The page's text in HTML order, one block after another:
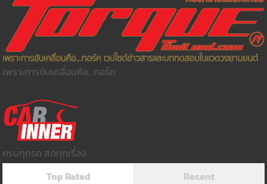
เพราะการขับเคลื่อนคือ...ทอร์ค
ครบทุกรถ สดทุกเรื่อง
Top Rated
Recent